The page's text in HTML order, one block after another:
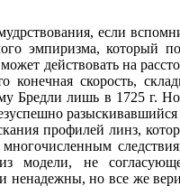
если
эмпиризма, который
действовать на
скорость,
Бредли лишь в 1725 г.
профилей линз,
модели, не
ненадежны, но все же